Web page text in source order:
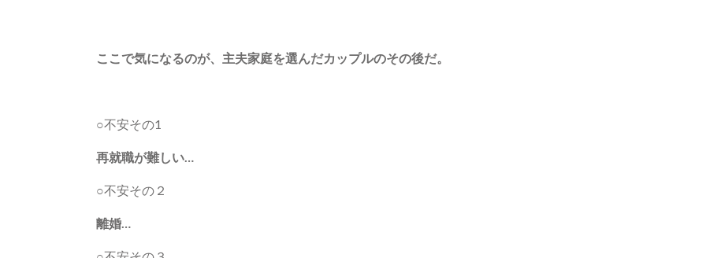
ここで気になるのが、主夫家庭を選んだカップルのその後だ。
○不安その1
再就職が難しい…
○不安その２
離婚…